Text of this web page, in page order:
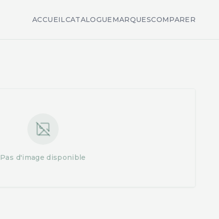
ACCUEILCATALOGUEMARQUESCOMPARER
Pas d'image disponible